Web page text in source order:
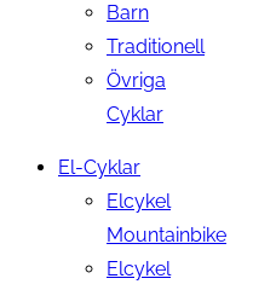
Barn
Traditionell
Övriga
Cyklar
El-Cyklar
Elcykel
Mountainbike
Elcykel